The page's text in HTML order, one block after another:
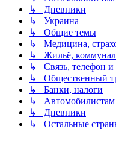
↳ Дневники
↳ Украина
↳ Общие темы
↳ Медицина,
↳ Жильё,
↳ Связь, телефон и
↳ Общественный
↳ Банки, налоги
↳ Автомобилистам
↳ Дневники
↳ Остальные